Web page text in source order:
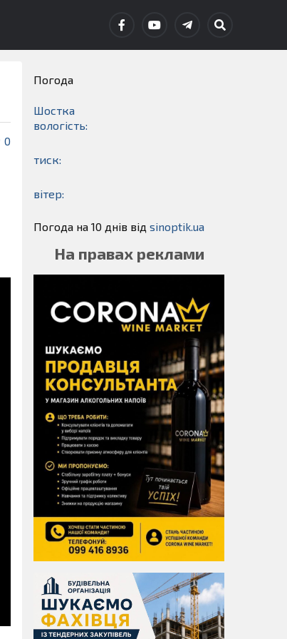
0
Погода
Шостка
вологість:
тиск:
вітер:
Погода на 10 днів від sinoptik.ua
На правах реклами